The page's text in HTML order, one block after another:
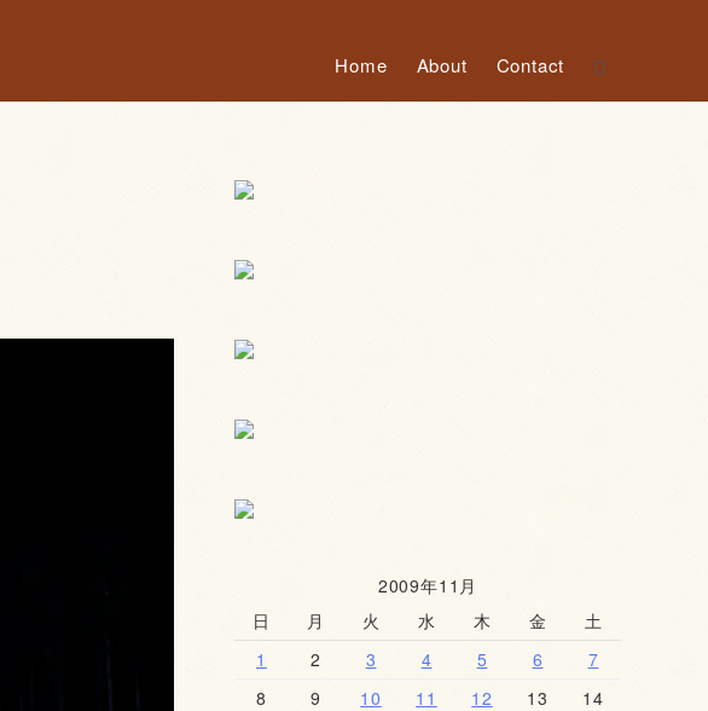
Home About Contact
2009年11月
日
月 火 水 木 金
土
1
2 3 4 5 6
7
8
9 10 11 12 13
14